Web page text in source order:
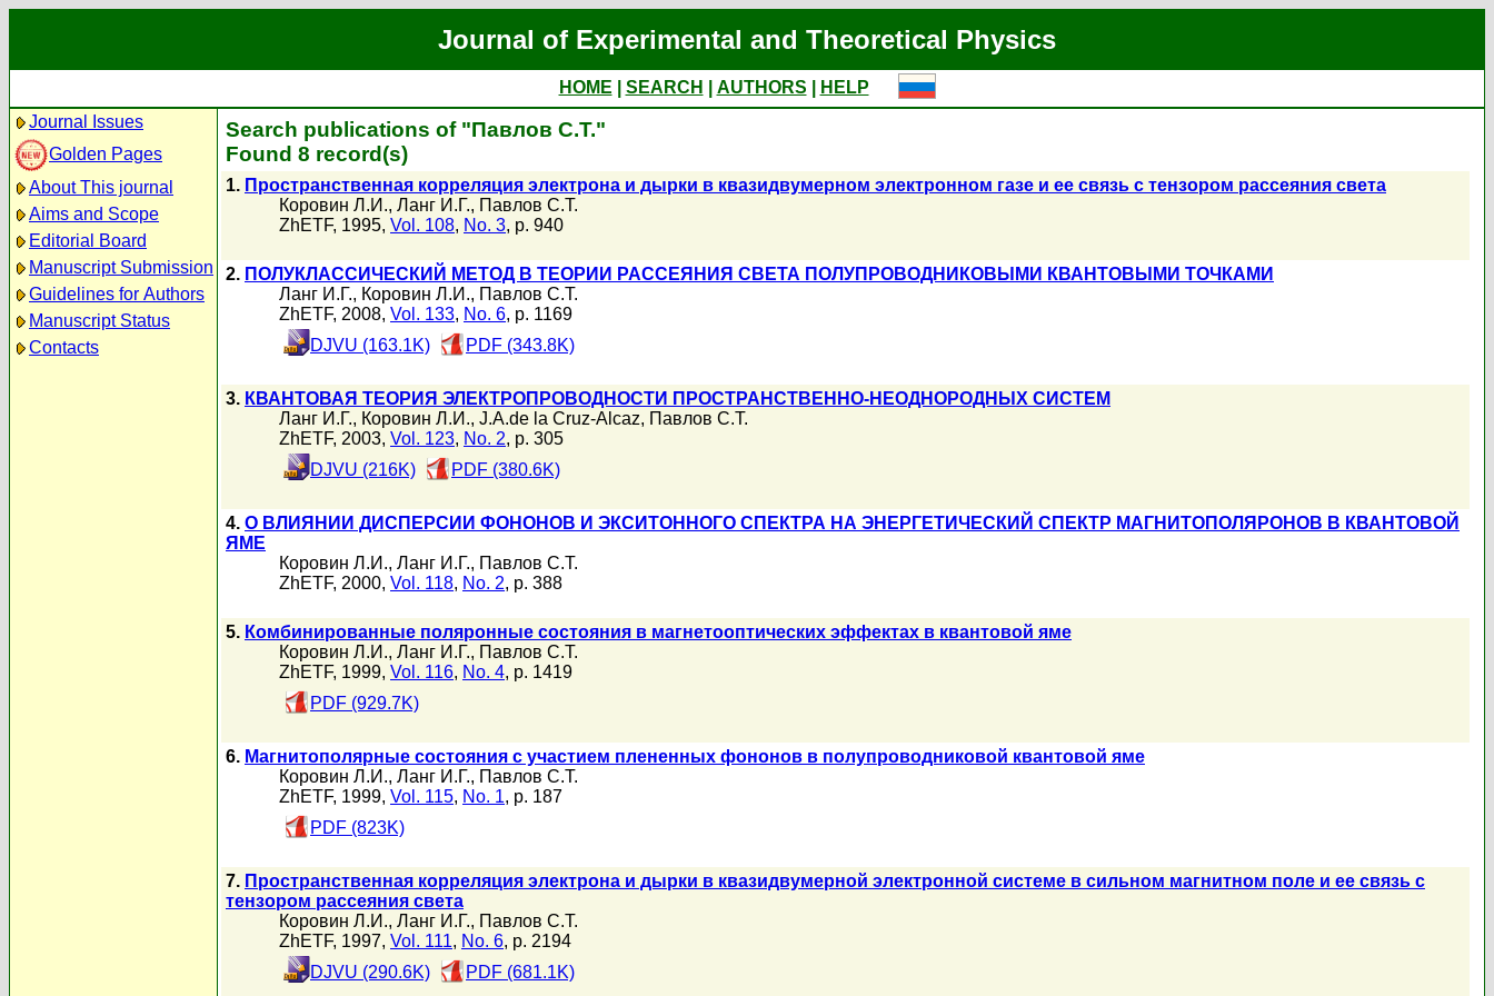
Journal of Experimental and Theoretical Physics
HOME SEARCH AUTHORS
HELP
Journal Issues
Golden Pages
About This journal
Aims and Scope
Editorial Board
Manuscript Submission
Guidelines for Authors
Manuscript Status
Contacts
Search publications of "Павлов С.Т."
Found 8 record(s)
1. Пространственная корреляция электрона и дырки в квазидвумерном электронном газе и ее связь с тензором рассеяния света
Коровин Л.И., Ланг И.Г., Павлов С.Т.
ZhETF, 1995, Vol. 108, No. 3, p. 940
2. ПОЛУКЛАССИЧЕСКИЙ МЕТОД В ТЕОРИИ РАССЕЯНИЯ СВЕТА ПОЛУПРОВОДНИКОВЫМИ КВАНТОВЫМИ ТОЧКАМИ
Ланг И.Г., Коровин Л.И., Павлов С.Т.
ZhETF, 2008, Vol. 133, No. 6, p. 1169
DJVU (163.1K)
PDF (343.8K)
3. КВАНТОВАЯ ТЕОРИЯ ЭЛЕКТРОПРОВОДНОСТИ ПРОСТРАНСТВЕННО-НЕОДНОРОДНЫХ СИСТЕМ
Ланг И.Г., Коровин Л.И., J.A.de la Cruz-Alcaz, Павлов С.Т.
ZhETF, 2003, Vol. 123, No. 2, p. 305
DJVU (216K)
PDF (380.6K)
4. О ВЛИЯНИИ ДИСПЕРСИИ ФОНОНОВ И ЭКСИТОННОГО СПЕКТРА НА ЭНЕРГЕТИЧЕСКИЙ СПЕКТР МАГНИТОПОЛЯРОНОВ В КВАНТОВОЙ
ЯМЕ
Коровин Л.И., Ланг И.Г., Павлов С.Т.
ZhETF, 2000, Vol. 118, No. 2, p. 388
5. Комбинированные поляронные состояния в магнетооптических эффектах в квантовой яме
Коровин Л.И., Ланг И.Г., Павлов С.Т.
ZhETF, 1999, Vol. 116, No. 4, p. 1419
PDF (929.7K)
6. Магнитополярные состояния с участием плененных фононов в полупроводниковой квантовой яме
Коровин Л.И., Ланг И.Г., Павлов С.Т.
ZhETF, 1999, Vol. 115, No. 1, p. 187
PDF (823K)
7. Пространственная корреляция электрона и дырки в квазидвумерной электронной системе в сильном магнитном поле и ее связь с
тензором рассеяния света
Коровин Л.И., Ланг И.Г., Павлов С.Т.
ZhETF, 1997, Vol. 111, No. 6, p. 2194
DJVU (290.6K)
PDF (681.1K)